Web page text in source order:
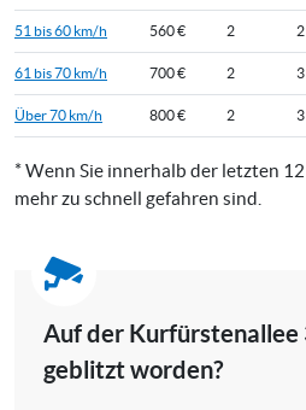
51 bis 60 km/h 560 € 2
61 bis 70 km/h 700 € 2
Über 70 km/h 800 € 2
* Wenn Sie innerhalb der letzten
mehr zu schnell gefahren sind.
Auf der Kurfürstenallee
geblitzt worden?